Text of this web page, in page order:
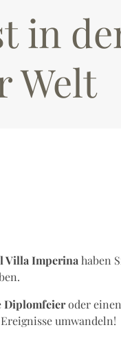
in
Welt
Villa Imperinahaben
Diplomfeieroder
Ereignisse umwandeln!